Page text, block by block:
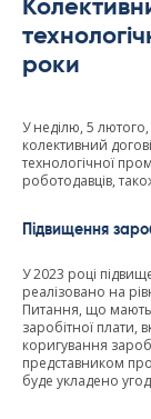
роки
У неділю, 5
колективний
технологічної
роботодавців,
Підвищення
У 2023 році
реалізовано на
Питання, що мають
заробітної плати,
коригування
представником
буде укладено